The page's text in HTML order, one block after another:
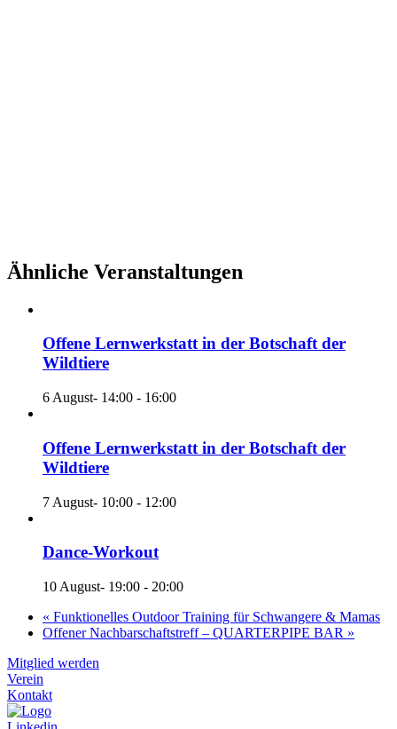
Ähnliche Veranstaltungen
Offene Lernwerkstatt in der Botschaft der
Wildtiere
6 August- 14:00 - 16:00
Offene Lernwerkstatt in der Botschaft der
Wildtiere
7 August- 10:00 - 12:00
Dance-Workout
10 August- 19:00 - 20:00
« Funktionelles Outdoor Training für Schwangere & Mamas
Offener Nachbarschaftstreff – QUARTERPIPE BAR »
Mitglied werden
Verein
Kontakt